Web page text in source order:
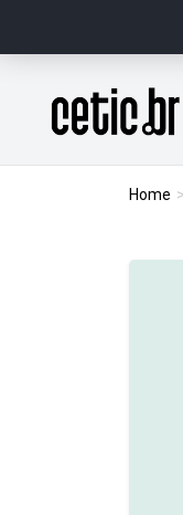
Página inicial
Home